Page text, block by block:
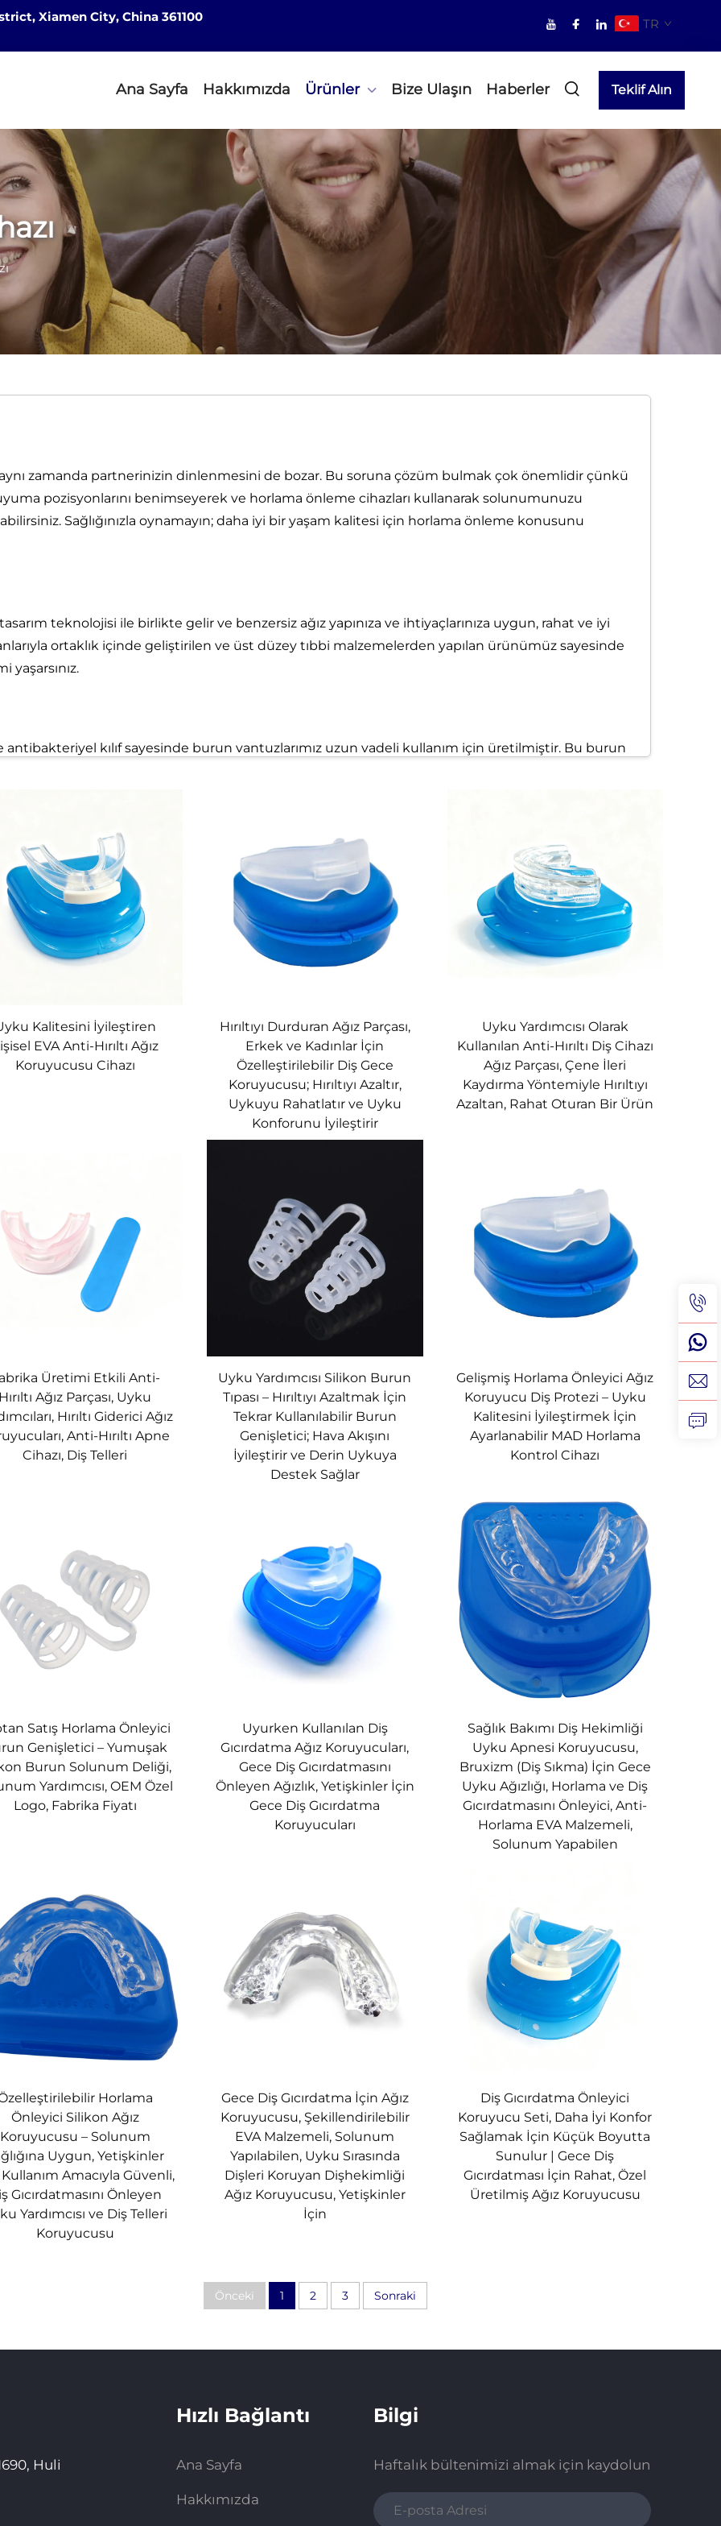
Xiamen City, China 361100
TR
Ana Sayfa Hakkımızda Ürünler Bize Ulaşın Haberler Teklif Alın
zamanda partnerinizin dinlenmesini de bozar. Bu soruna çözüm bulmak çok önemlidir çünkü
pozisyonlarını benimseyerek ve horlama önleme cihazları kullanarak solunumunuzu
Sağlığınızla oynamayın; daha iyi bir yaşam kalitesi için horlama önleme konusunu
teknolojisi ile birlikte gelir ve benzersiz ağız yapınıza ve ihtiyaçlarınıza uygun, rahat ve iyi
ortaklık içinde geliştirilen ve üst düzey tıbbi malzemelerden yapılan ürünümüz sayesinde
kılıf sayesinde burun vantuzlarımız uzun vadeli kullanım için üretilmiştir. Bu burun
boğaz uzmanları tarafından geliştirilmiştir. Sizi ve sevdiklerinizi horlamadan durdurmaya ve
yardımcı olur.
8 çift anti-horlama burun vantuzu bulunur. Bu horlama çözümü ayrıca kullanışlı bir saklama
Kulaklık) üretmeye adamışız.
Uzun Vadeli Faydaları
bir tasarıma sahip olan anti-kısa cihazlarımız, en güvenli ve en rahat uyku deneyimini
tıbbi malzemelerden üretilmiştir.
geliştirilen bu anti-kısa seti, sizin ve sevdiklerinizin kısa kesmesine yardımcı olur ve
sağlar.
bir kılıfla birlikte verilen burun ventilasyon sistemlerimiz uzun ömürlü kullanım için
rahattır, kullanımı kolaydır ve temizlemesi pratiktir.
ile Horlama Önleme Seti
bir uyku yardımcısı cihazı.
çenenin esnekliğini koruyan özel neopren malzemeden üretilmiştir. Üst düzey dikiş teknolojisi ile
kullanım sunar.
çene kayışı, tüm kullanıcılar için rahat bir oturma sağlar ve evrensel beden çözümü sunar. Set
görmek için bir hafta beklemenize gerek yoktur. Bunun nedeni? Horlamayı
Kalitesini İyileştiren
EVA Anti-Hırıltı Ağız
Koruyucusu Cihazı
Hırıltıyı Durduran Ağız Parçası,
Erkek ve Kadınlar İçin
Özelleştirilebilir Diş Gece
Koruyucusu; Hırıltıyı Azaltır,
Uykuyu Rahatlatır ve Uyku
Konforunu İyileştirir
Uyku Yardımcısı Olarak
Kullanılan Anti-Hırıltı Diş Cihazı
Ağız Parçası, Çene İleri
Kaydırma Yöntemiyle Hırıltıyı
Azaltan, Rahat Oturan Bir Ürün
Üretimi Etkili Anti-
Hırıltı Ağız Parçası, Uyku
Hırıltı Giderici Ağız
Anti-Hırıltı Apne
Cihazı, Diş Telleri
Uyku Yardımcısı Silikon Burun
Tıpası – Hırıltıyı Azaltmak İçin
Tekrar Kullanılabilir Burun
Genişletici; Hava Akışını
İyileştirir ve Derin Uykuya
Destek Sağlar
Gelişmiş Horlama Önleyici Ağız
Koruyucu Diş Protezi – Uyku
Kalitesini İyileştirmek İçin
Ayarlanabilir MAD Horlama
Kontrol Cihazı
Satış Horlama Önleyici
Genişletici – Yumuşak
Burun Solunum Deliği,
Yardımcısı, OEM Özel
Logo, Fabrika Fiyatı
Uyurken Kullanılan Diş
Gıcırdatma Ağız Koruyucuları,
Gece Diş Gıcırdatmasını
Önleyen Ağızlık, Yetişkinler İçin
Gece Diş Gıcırdatma
Koruyucuları
Sağlık Bakımı Diş Hekimliği
Uyku Apnesi Koruyucusu,
Bruxizm (Diş Sıkma) İçin Gece
Uyku Ağızlığı, Horlama ve Diş
Gıcırdatmasını Önleyici, Anti-
Horlama EVA Malzemeli,
Solunum Yapabilen
Horlama
Önleyici Silikon Ağız
Koruyucusu – Solunum
Uygun, Yetişkinler
Amacıyla Güvenli,
Gıcırdatmasını Önleyen
Yardımcısı ve Diş Telleri
Koruyucusu
Gece Diş Gıcırdatma İçin Ağız
Koruyucusu, Şekillendirilebilir
EVA Malzemeli, Solunum
Yapılabilen, Uyku Sırasında
Dişleri Koruyan Dişhekimliği
Ağız Koruyucusu, Yetişkinler
İçin
Diş Gıcırdatma Önleyici
Koruyucu Seti, Daha İyi Konfor
Sağlamak İçin Küçük Boyutta
Sunulur | Gece Diş
Gıcırdatması İçin Rahat, Özel
Üretilmiş Ağız Koruyucusu
Önceki 1 2 3 Sonraki
Huli
Hızlı Bağlantı
Ana Sayfa
Hakkımızda
Bilgi
Haftalık bültenimizi almak için kaydolun